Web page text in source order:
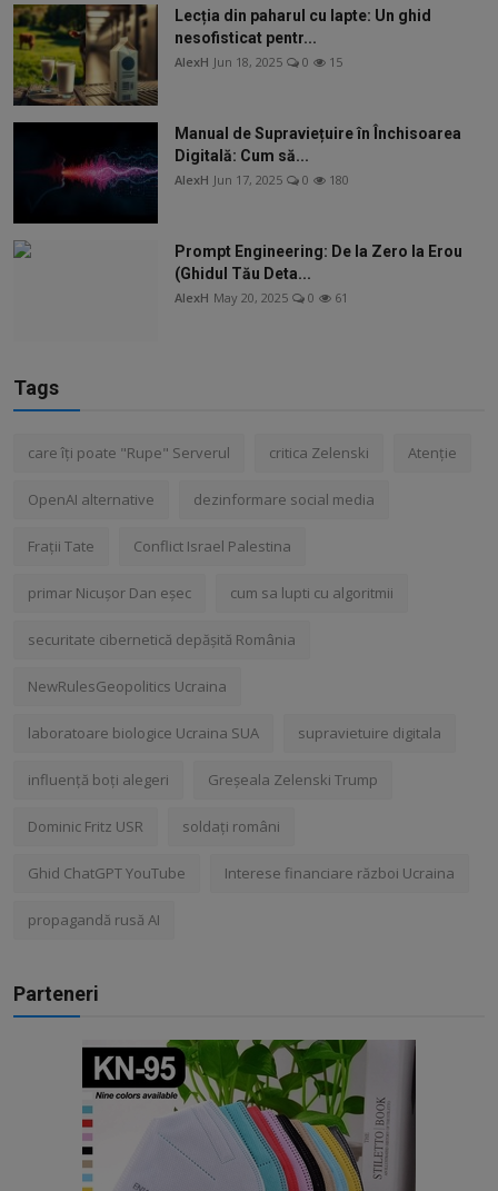
Lecția din paharul cu lapte: Un ghid
nesofisticat pentr...
AlexH Jun 18, 2025 0 15
Manual de Supraviețuire în Închisoarea
Digitală: Cum să...
AlexH Jun 17, 2025 0 180
Prompt Engineering: De la Zero la Erou
(Ghidul Tău Deta...
AlexH May 20, 2025 0 61
Tags
care îți poate "Rupe" Serverul critica Zelenski Atenție
OpenAI alternative dezinformare social media
Frații Tate Conflict Israel Palestina
primar Nicușor Dan eșec cum sa lupti cu algoritmii
securitate cibernetică depășită România
NewRulesGeopolitics Ucraina
laboratoare biologice Ucraina SUA supravietuire digitala
influență boți alegeri Greșeala Zelenski Trump
Dominic Fritz USR soldați români
Ghid ChatGPT YouTube Interese financiare război Ucraina
propagandă rusă AI
Parteneri